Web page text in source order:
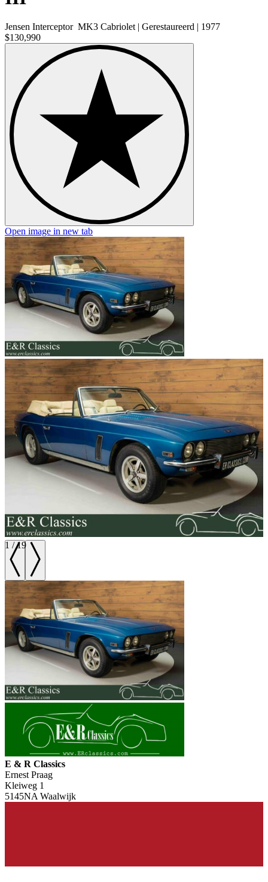
Jensen Interceptor MK3 Cabriolet | Gerestaureerd | 1977
$130,990
Open image in new tab
1 /19
E & R Classics
Ernest Praag
Kleiweg 1
5145NA Waalwijk